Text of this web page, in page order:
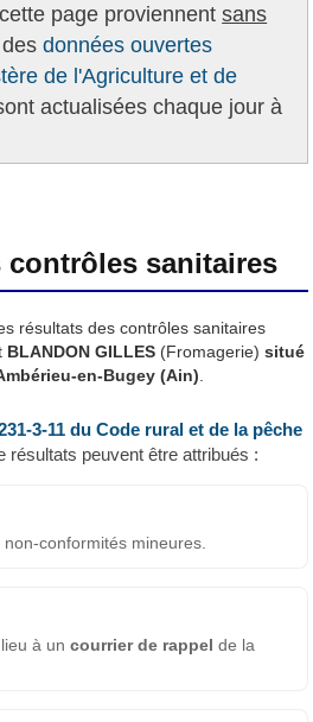
page proviennentsans
desdonnées ouvertes
de l'Agriculture et de
actualisées chaque jour à
contrôles sanitaires
résultats des contrôles sanitaires
BLANDON GILLES (Fromagerie) situé
en-Bugey (Ain)
3-11 du Code rural et de la pêche
résultats peuvent être attribués :
conformités mineures.
lieu à uncourrier de rappel de la